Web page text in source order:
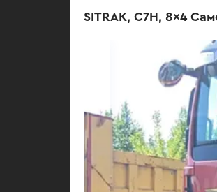
SITRAK, C7H, 8x4